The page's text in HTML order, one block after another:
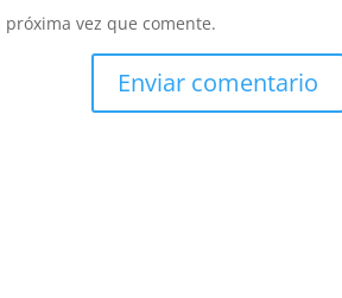
vez que comente.